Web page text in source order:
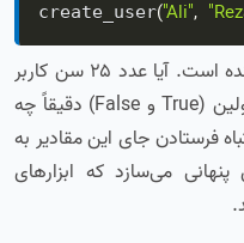
create_user("Ali",
ترتیب این آرگومان‌ها به شدت گیج‌کننده است. آیا عدد ۲۵ سن کاربر
است یا کد شناسه او؟ آن دو مقدار بولین (True و False) دقیقاً چه
فرستادن جای این مقادیر به
می‌سازد که ابزارهای